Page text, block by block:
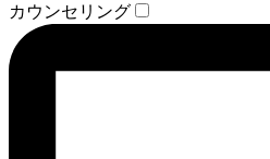
カウンセリング